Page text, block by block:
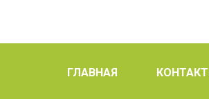
ГЛАВНАЯ